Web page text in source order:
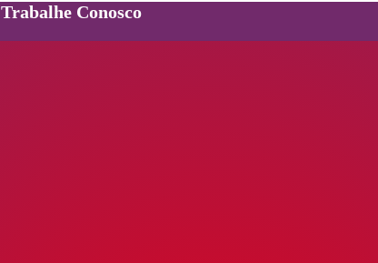
Trabalhe Conosco